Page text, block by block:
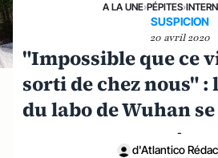
A LA UNE›PÉPITES›
SUSPICION
20 avril 2020
"Impossible que ce
sorti de chez nous"
du labo de Wuhan
-
d'Atlantico